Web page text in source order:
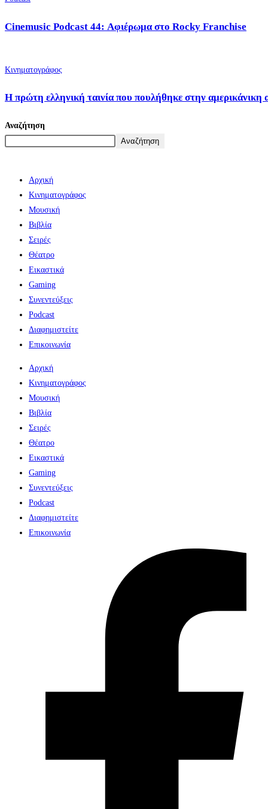
Cinemusic Podcast 44: Αφιέρωμα στο Rocky Franchise
Κινηματογράφος
Η πρώτη ελληνική ταινία που πουλήθηκε στην αμερικάνικη
Αναζήτηση
Αναζήτηση
Αρχική
Κινηματογράφος
Μουσική
Βιβλία
Σειρές
Θέατρο
Εικαστικά
Gaming
Συνεντεύξεις
Podcast
Διαφημιστείτε
Επικοινωνία
Αρχική
Κινηματογράφος
Μουσική
Βιβλία
Σειρές
Θέατρο
Εικαστικά
Gaming
Συνεντεύξεις
Podcast
Διαφημιστείτε
Επικοινωνία